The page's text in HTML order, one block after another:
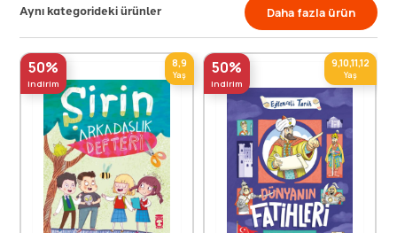
Aynı kategorideki ürünler Daha fazla ürün
50%
indirim
8,9
Yaş 50%
indirim
9,10,11,12
Yaş